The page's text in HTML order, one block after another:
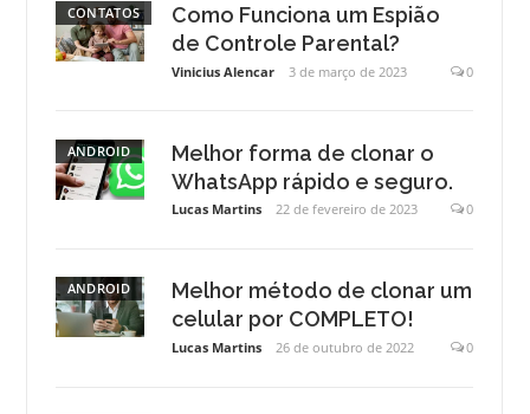
CONTATOS
Como Funciona um Espião
de Controle Parental?
Vinicius Alencar 3 de março de 2023 0
ANDROID
Melhor forma de clonar o
WhatsApp rápido e seguro.
Lucas Martins 22 de fevereiro de 2023 0
ANDROID
Melhor método de clonar um
celular por COMPLETO!
Lucas Martins 26 de outubro de 2022 0